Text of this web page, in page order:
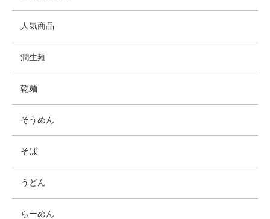
人気商品
潤生麺
乾麺
そうめん
そば
うどん
らーめん